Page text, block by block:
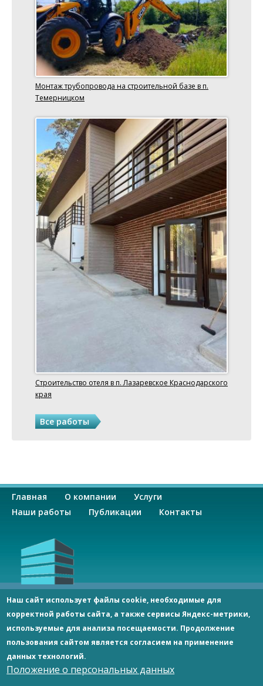
Монтаж трубопровода на строительной базе в п.
Темерницком
Строительство отеля в п. Лазаревское Краснодарского
края
Все работы
О
с
н
о
в
н
а
Главная О компании
Услуги
Наши работы
Публикации Контакты
ООО «СпецСтрой»
Россия 344092, г. Ростов-на-Дону, пр-кт Космонавтов, 2/2,
оф. 406
Тел.:8 938 114 70 60;8 928 173 40 19
specstroy-rnd@yandex.ru
© Copyright, 2026
ООО «СпецСтрой»
Наш сайт использует файлы cookie, необходимые для
корректной работы сайта, а также сервисы Яндекс-метрики,
используемые для анализа посещаемости. Продолжение
пользования сайтом является согласием на применение
данных технологий.
Положение о персональных данных